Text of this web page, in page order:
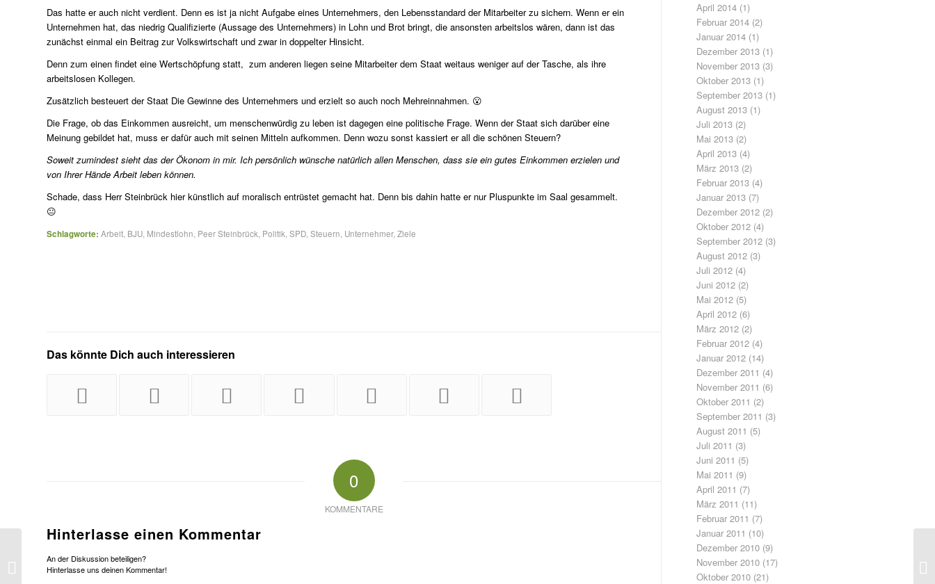
Das hatte er auch nicht verdient. Denn es ist ja nicht Aufgabe eines Unternehmers, den Lebensstandard der Mitarbeiter zu sichern. Wenn er ein
Unternehmen hat, das niedrig Qualifizierte (Aussage des Unternehmers) in Lohn und Brot bringt, die ansonsten arbeitslos wären, dann ist das
zunächst einmal ein Beitrag zur Volkswirtschaft und zwar in doppelter Hinsicht.
Denn zum einen findet eine Wertschöpfung statt, zum anderen liegen seine Mitarbeiter dem Staat weitaus weniger auf der Tasche, als ihre
arbeitslosen Kollegen.
Zusätzlich besteuert der Staat Die Gewinne des Unternehmers und erzielt so auch noch Mehreinnahmen. 😮
Die Frage, ob das Einkommen ausreicht, um menschenwürdig zu leben ist dagegen eine politische Frage. Wenn der Staat sich darüber eine
Meinung gebildet hat, muss er dafür auch mit seinen Mitteln aufkommen. Denn wozu sonst kassiert er all die schönen Steuern?
Soweit zumindest sieht das der Ökonom in mir. Ich persönlich wünsche natürlich allen Menschen, dass sie ein gutes Einkommen erzielen und
von Ihrer Hände Arbeit leben können.
Schade, dass Herr Steinbrück hier künstlich auf moralisch entrüstet gemacht hat. Denn bis dahin hatte er nur Pluspunkte im Saal gesammelt.
😐
Schlagworte: Arbeit BJU Mindestlohn Peer Steinbrück Politik SPD Steuern Unternehmer, Ziele
Das könnte Dich auch interessieren
0
KOMMENTARE
Hinterlasse einen Kommentar
An der Diskussion beteiligen?
Hinterlasse uns deinen Kommentar!
April 2014 (1)
Februar 2014 (2)
Januar 2014 (1)
Dezember 2013 (1)
November 2013 (3)
Oktober 2013 (1)
September 2013 (1)
August 2013 (1)
Juli 2013 (2)
Mai 2013 (2)
April 2013 (4)
März 2013 (2)
Februar 2013 (4)
Januar 2013 (7)
Dezember 2012 (2)
Oktober 2012 (4)
September 2012 (3)
August 2012 (3)
Juli 2012 (4)
Juni 2012 (2)
Mai 2012 (5)
April 2012 (6)
März 2012 (2)
Februar 2012 (4)
Januar 2012 (14)
Dezember 2011 (4)
November 2011 (6)
Oktober 2011 (2)
September 2011 (3)
August 2011 (5)
Juli 2011 (3)
Juni 2011 (5)
Mai 2011 (9)
April 2011 (7)
März 2011 (11)
Februar 2011 (7)
Januar 2011 (10)
Dezember 2010 (9)
November 2010 (17)
Oktober 2010 (21)
Nicht jedes Risiko ist es wert